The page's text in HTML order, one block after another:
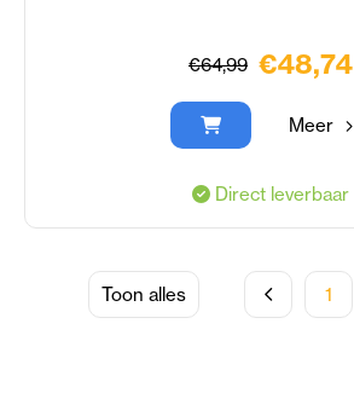
€64,99 €48,74
Meer
Direct leverbaar
Toon alles 1